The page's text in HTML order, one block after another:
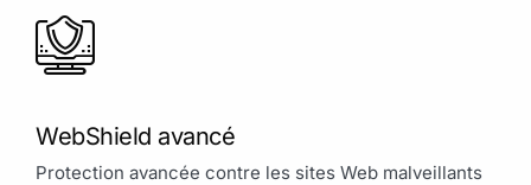
WebShield avancé
Protection avancée contre les sites Web malveillants